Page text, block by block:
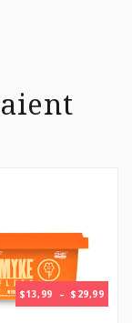
$13,99 – $ 29,99
DE